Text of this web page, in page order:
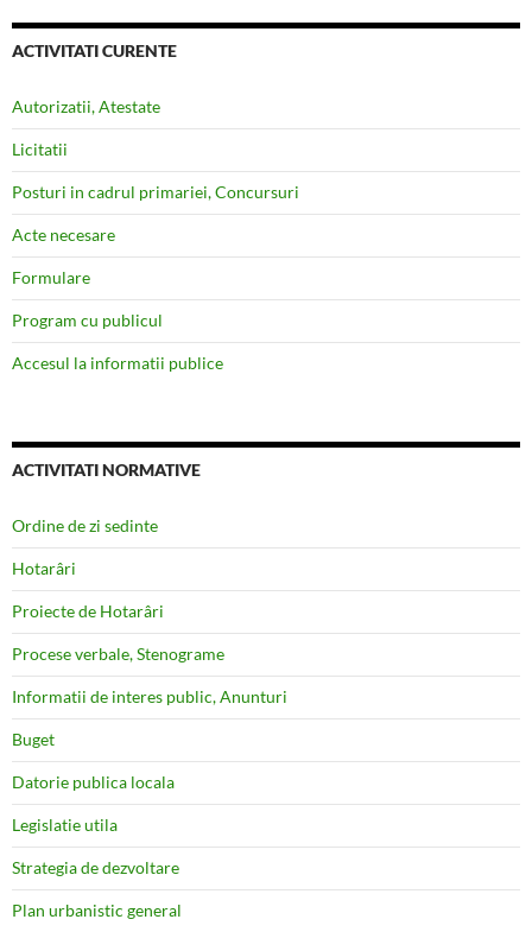
ACTIVITATI CURENTE
Autorizatii, Atestate
Licitatii
Posturi in cadrul primariei, Concursuri
Acte necesare
Formulare
Program cu publicul
Accesul la informatii publice
ACTIVITATI NORMATIVE
Ordine de zi sedinte
Hotarâri
Proiecte de Hotarâri
Procese verbale, Stenograme
Informatii de interes public, Anunturi
Buget
Datorie publica locala
Legislatie utila
Strategia de dezvoltare
Plan urbanistic general